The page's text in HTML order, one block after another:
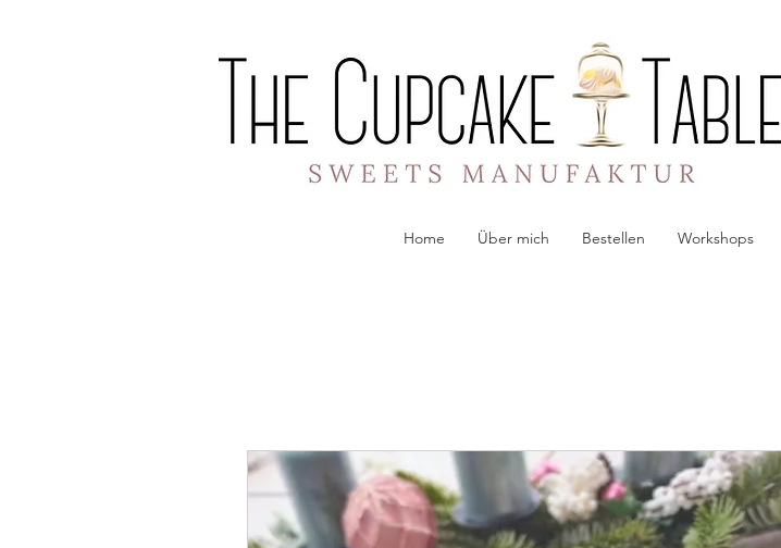
Home Über mich Bestellen Workshops